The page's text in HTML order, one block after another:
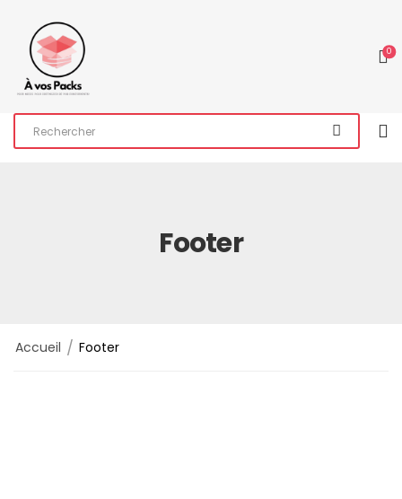
0
Footer
Accueil / Footer